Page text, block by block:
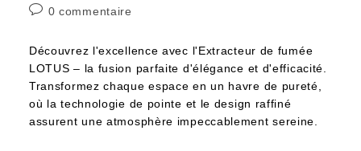
0 commentaire
Découvrez l'excellence avec l'Extracteur de fumée
LOTUS – la fusion parfaite d'élégance et d'efficacité.
Transformez chaque espace en un havre de pureté,
où la technologie de pointe et le design raffiné
assurent une atmosphère impeccablement sereine.